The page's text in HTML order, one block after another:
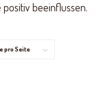
beeinflussen.
pro Seite